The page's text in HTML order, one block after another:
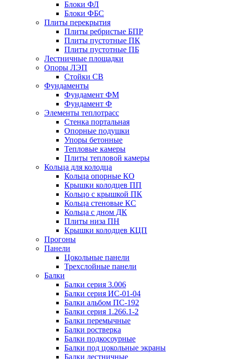
Блоки ФЛ
Блоки ФБС
Плиты перекрытия
Плиты ребристые БПР
Плиты пустотные ПК
Плиты пустотные ПБ
Лестничные площадки
Опоры ЛЭП
Стойки СВ
Фундаменты
Фyндамент ФМ
Фyндамент Ф
Элементы теплотрасс
Стенка портальная
Опорные подушки
Упоры бетонные
Тепловые камеры
Плиты тепловой камеры
Кольца для колодца
Кольца опорные КО
Крышки колодцев ПП
Кольцо с крышкой ПК
Кольца стеновые КС
Кольца с дном ДК
Плиты низа ПН
Крышки колодцев КЦП
Прогоны
Панели
Цокольные панели
Трехслойные панели
Балки
Балки серия 3.006
Балки серия ИС-01-04
Балки альбом ПС-192
Балки серия 1.266.1-2
Балки перемычные
Балки ростверка
Балки подкосоурные
Балки под цокольные экраны
Балки лестничные